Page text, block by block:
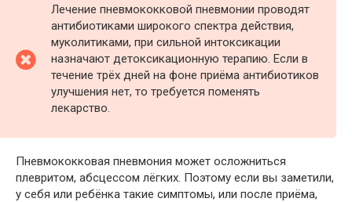
Лечение пневмококковой пневмонии проводят
антибиотиками широкого спектра действия,
муколитиками, при сильной интоксикации
назначают детоксикационную терапию. Если в
течение трёх дней на фоне приёма антибиотиков
улучшения нет, то требуется поменять
лекарство.
Пневмококковая пневмония может осложниться
плевритом, абсцессом лёгких. Поэтому если вы заметили,
у себя или ребёнка такие симптомы, или после приёма,